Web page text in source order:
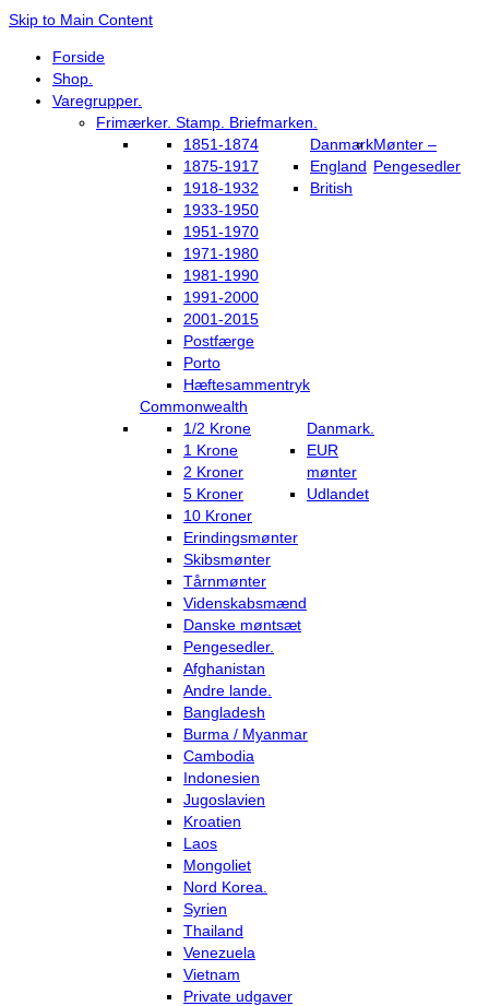
Skip to Main Content
Forside
Shop.
Varegrupper.
Frimærker. Stamp. Briefmarken.
Danmark
1851-1874
1875-1917
1918-1932
1933-1950
1951-1970
1971-1980
1981-1990
1991-2000
2001-2015
Postfærge
Porto
Hæftesammentryk
England
British
Commonwealth
Mønter –
Pengesedler
Danmark.
1/2 Krone
1 Krone
2 Kroner
5 Kroner
10 Kroner
Erindingsmønter
Skibsmønter
Tårnmønter
Videnskabsmænd
Danske møntsæt
Pengesedler.
EUR
mønter
Udlandet
Afghanistan
Andre lande.
Bangladesh
Burma / Myanmar
Cambodia
Indonesien
Jugoslavien
Kroatien
Laos
Mongoliet
Nord Korea.
Syrien
Thailand
Venezuela
Vietnam
Private udgaver